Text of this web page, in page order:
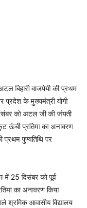
बिहारी वाजपेयी की प्रथम
प्रदेश के मुख्यमंत्री योगी
को अटल जी की जंयती
ऊंची प्रतिमा का अनावरण
प्रथम पुण्यतिथि पर
में 25 दिसंबर को पूर्व
का अनावरण किया
श्रमिक आवासीय विद्यालय